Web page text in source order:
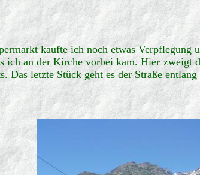
kaufte ich noch etwas Verpflegung
ich an der Kirche vorbei kam. Hier zweigt
Das letzte Stück geht es der Straße